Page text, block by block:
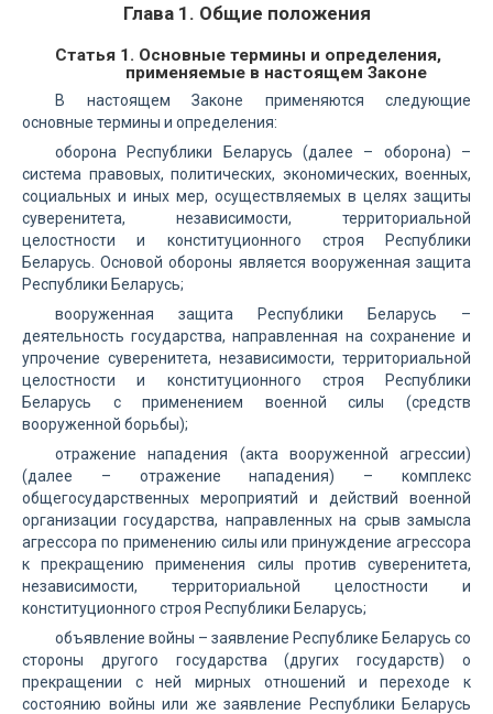
Глава 1. Общие положения
Статья 1. Основные термины и определения,
применяемые в настоящем Законе
В настоящем Законе применяются следующие
основные термины и определения:
оборона Республики Беларусь (далее – оборона) –
система правовых, политических, экономических, военных,
социальных и иных мер, осуществляемых в целях защиты
суверенитета, независимости, территориальной
целостности и конституционного строя Республики
Беларусь. Основой обороны является вооруженная защита
Республики Беларусь;
вооруженная защита Республики Беларусь –
деятельность государства, направленная на сохранение и
упрочение суверенитета, независимости, территориальной
целостности и конституционного строя Республики
Беларусь с применением военной силы (средств
вооруженной борьбы);
отражение нападения (акта вооруженной агрессии)
(далее – отражение нападения) – комплекс
общегосударственных мероприятий и действий военной
организации государства, направленных на срыв замысла
агрессора по применению силы или принуждение агрессора
к прекращению применения силы против суверенитета,
независимости, территориальной целостности и
конституционного строя Республики Беларусь;
объявление войны – заявление Республике Беларусь со
стороны другого государства (других государств) о
прекращении с ней мирных отношений и переходе к
состоянию войны или же заявление Республики Беларусь